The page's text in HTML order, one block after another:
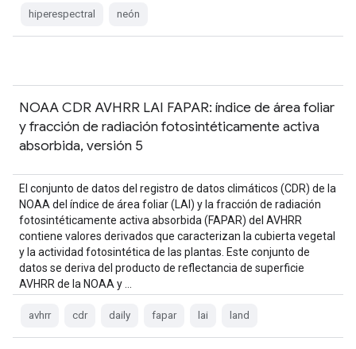
hiperespectral neón
NOAA CDR AVHRR LAI FAPAR: índice de área foliar
y fracción de radiación fotosintéticamente activa
absorbida, versión 5
El conjunto de datos del registro de datos climáticos (CDR) de la
NOAA del índice de área foliar (LAI) y la fracción de radiación
fotosintéticamente activa absorbida (FAPAR) del AVHRR
contiene valores derivados que caracterizan la cubierta vegetal
y la actividad fotosintética de las plantas. Este conjunto de
datos se deriva del producto de reflectancia de superficie
AVHRR de la NOAA y …
avhrr cdr daily fapar lai land